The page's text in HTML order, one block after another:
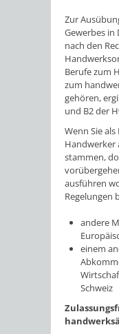
Zur
Gewerbes in
nach den
Berufe zum
zum
gehören,
und B2 der
Wenn Sie
Handwerker
stammen,
ausführen
Regelungen
andere
einem
Schweiz